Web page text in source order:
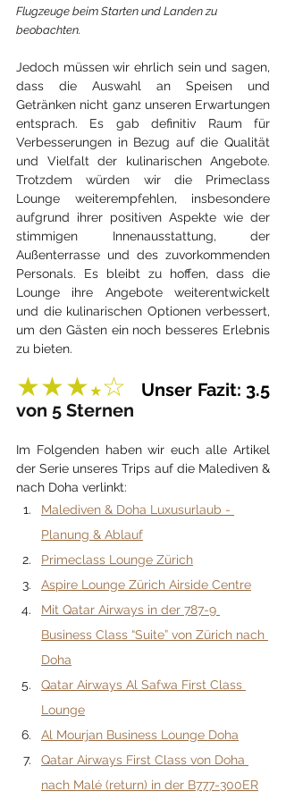
Flugzeuge beim Starten und Landen zu
beobachten.
Jedoch müssen wir ehrlich sein und sagen,
dass die Auswahl an Speisen und
Getränken nicht ganz unseren Erwartungen
entsprach. Es gab definitiv Raum für
Verbesserungen in Bezug auf die Qualität
und Vielfalt der kulinarischen Angebote.
Trotzdem würden wir die Primeclass
Lounge weiterempfehlen, insbesondere
aufgrund ihrer positiven Aspekte wie der
stimmigen Innenausstattung, der
Außenterrasse und des zuvorkommenden
Personals. Es bleibt zu hoffen, dass die
Lounge ihre Angebote weiterentwickelt
und die kulinarischen Optionen verbessert,
um den Gästen ein noch besseres Erlebnis
zu bieten.
★★★★☆
Unser Fazit: 3.5
von 5 Sternen
Im Folgenden haben wir euch alle Artikel
der Serie unseres Trips auf die Malediven &
nach Doha verlinkt:
Malediven & Doha Luxusurlaub -
Planung & Ablauf
Primeclass Lounge Zürich
Aspire Lounge Zürich Airside Centre
Mit Qatar Airways in der 787-9
Business Class “Suite” von Zürich nach
Doha
Qatar Airways Al Safwa First Class
Lounge
Al Mourjan Business Lounge Doha
Qatar Airways First Class von Doha
nach Malé (return) in der B777-300ER